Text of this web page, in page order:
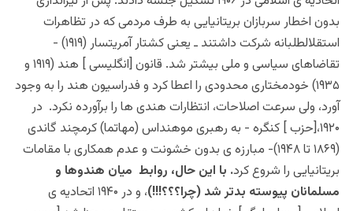
بدون اخطار سربازان بریتانیایی به طرف مردمی که در تظاهرات
استقلال‏طلبانه شرکت داشتند ـ یعنی کشتار آمریتسار (۱۹۱۹) -‏
تقاضاهای سیاسی و ملی بیشتر شد. قانون [انگلیسی ] هند (۱۹۱۹ و
۱۹۳۵) خودمختاری محدودی را اعطا کرد و فدراسیون هند را به ‏وجود
آورد، ولی سرعت اصلاحات، انتظارات هندی ها را برآورده نکرد. در
۱۹۲۰،[حزب ] کنگره -‏ به رهبری موهنداس (مهاتما) کرمچند گاندی
(۱۸۶۹ تا ۱۹۴۸)-‏ مبارزه ی بدون خشونت و عدم همکاری با مقامات
بریتانیایی را شروع کرد. با این حال، روابط میان هندوها و
مسلمانان پیوسته بدتر شد (چرا؟؟؟!!!)
، و در ۱۹۴۰ اتحادیه ی